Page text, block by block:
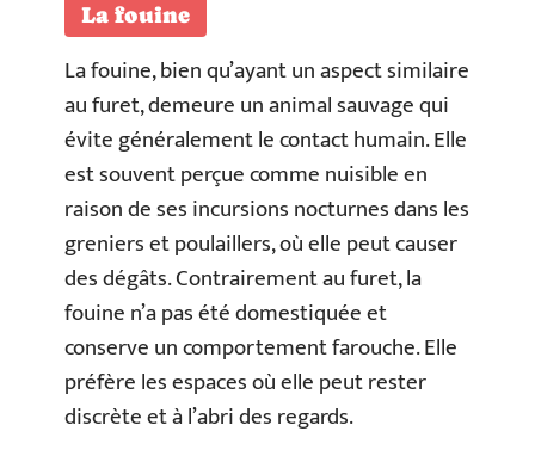
La fouine
La fouine, bien qu’ayant un aspect similaire
au furet, demeure un animal sauvage qui
évite généralement le contact humain. Elle
est souvent perçue comme nuisible en
raison de ses incursions nocturnes dans les
greniers et poulaillers, où elle peut causer
des dégâts. Contrairement au furet, la
fouine n’a pas été domestiquée et
conserve un comportement farouche. Elle
préfère les espaces où elle peut rester
discrète et à l’abri des regards.